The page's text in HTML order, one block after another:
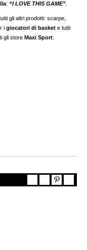
: “I LOVE THIS GAME”.
gli altri prodotti: scarpe,
igiocatori di basket e tutti
gli store Maxi Sport.